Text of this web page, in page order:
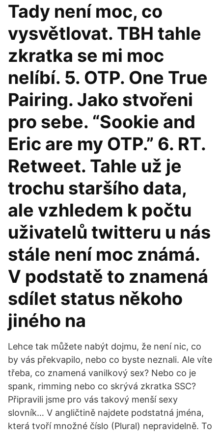
Tady není moc, co
vysvětlovat. TBH tahle
zkratka se mi moc
nelíbí. 5. OTP. One True
Pairing. Jako stvořeni
pro sebe. “Sookie and
Eric are my OTP.” 6. RT.
Retweet. Tahle už je
trochu staršího data,
ale vzhledem k počtu
uživatelů twitteru u nás
stále není moc známá.
V podstatě to znamená
sdílet status někoho
jiného na
Lehce tak můžete nabýt dojmu, že není nic, co
by vás překvapilo, nebo co byste neznali. Ale víte
třeba, co znamená vanilkový sex? Nebo co je
spank, rimming nebo co skrývá zkratka SSC?
Připravili jsme pro vás takový menší sexy
slovník… V angličtině najdete podstatná jména,
která tvoří množné číslo (Plural) nepravidelně. To